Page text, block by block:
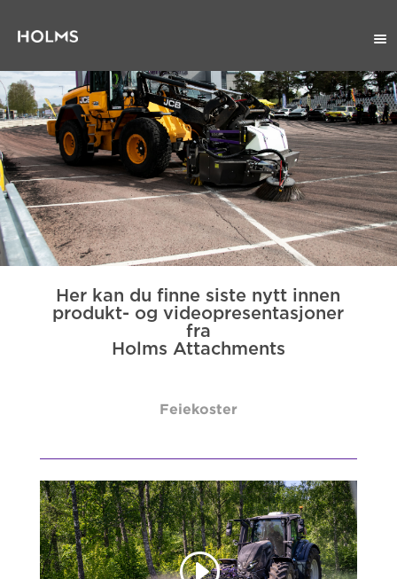
Her kan du finne siste nytt innen
produkt- og videopresentasjoner
fra
Holms Attachments
Feiekoster